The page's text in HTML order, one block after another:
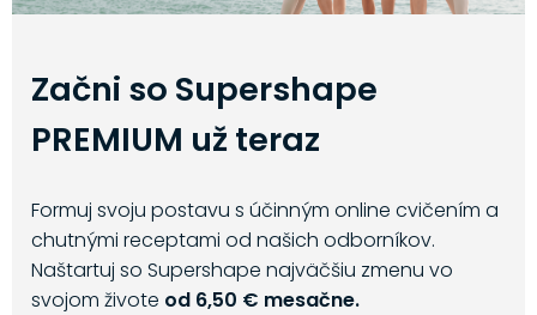
Začni so Supershape
PREMIUM už teraz
Formuj svoju postavu s účinným online cvičením a
chutnými receptami od našich odborníkov.
Naštartuj so Supershape najväčšiu zmenu vo
svojom živote od 6,50 € mesačne.